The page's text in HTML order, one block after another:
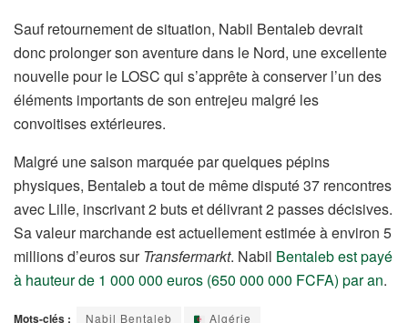
Sauf retournement de situation, Nabil Bentaleb devrait
donc prolonger son aventure dans le Nord, une excellente
nouvelle pour le LOSC qui s’apprête à conserver l’un des
éléments importants de son entrejeu malgré les
convoitises extérieures.
Malgré une saison marquée par quelques pépins
physiques, Bentaleb a tout de même disputé 37 rencontres
avec Lille, inscrivant 2 buts et délivrant 2 passes décisives.
Sa valeur marchande est actuellement estimée à environ 5
millions d’euros sur Transfermarkt. Nabil Bentaleb est payé
à hauteur de 1 000 000 euros (650 000 000 FCFA) par an.
Mots-clés : Nabil Bentaleb Algérie